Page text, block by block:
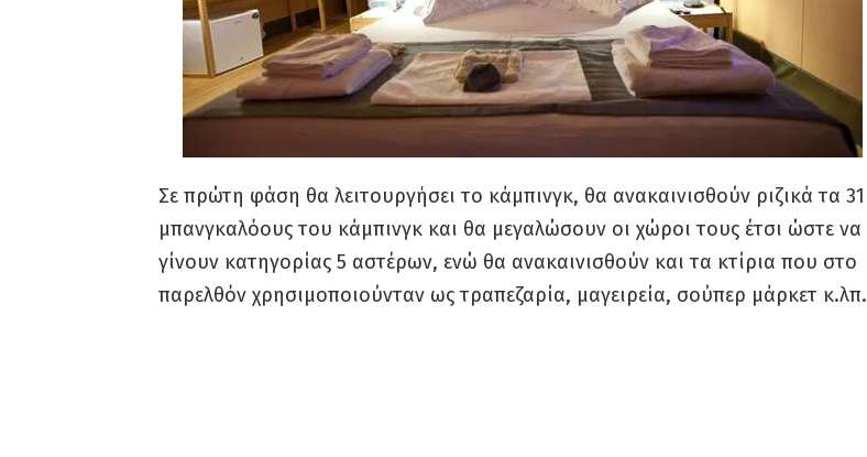
Σε πρώτη φάση θα λειτουργήσει το κάμπινγκ, θα ανακαινισθούν ριζικά τα 31
μπανγκαλόους του κάμπινγκ και θα μεγαλώσουν οι χώροι τους έτσι ώστε να
γίνουν κατηγορίας 5 αστέρων, ενώ θα ανακαινισθούν και τα κτίρια που στο
παρελθόν χρησιμοποιούνταν ως τραπεζαρία, μαγειρεία, σούπερ μάρκετ κ.λπ.